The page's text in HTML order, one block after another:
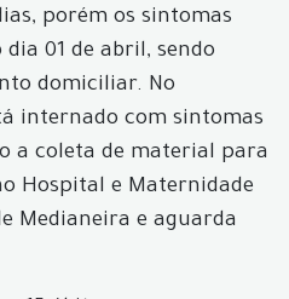
porém os sintomas
01 de abril, sendo
domiciliar. No
internado com sintomas
a coleta de material para
Hospital e Maternidade
Medianeira e aguarda